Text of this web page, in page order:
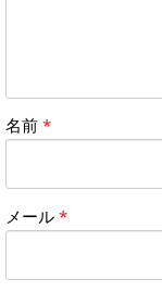
名前 *
メール *